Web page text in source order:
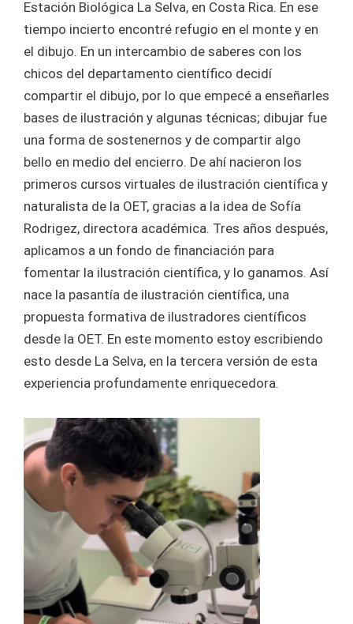
Estación Biológica La Selva, en Costa Rica. En ese
tiempo incierto encontré refugio en el monte y en
el dibujo. En un intercambio de saberes con los
chicos del departamento científico decidí
compartir el dibujo, por lo que empecé a enseñarles
bases de ilustración y algunas técnicas; dibujar fue
una forma de sostenernos y de compartir algo
bello en medio del encierro. De ahí nacieron los
primeros cursos virtuales de ilustración científica y
naturalista de la OET, gracias a la idea de Sofía
Rodrigez, directora académica. Tres años después,
aplicamos a un fondo de financiación para
fomentar la ilustración científica, y lo ganamos. Así
nace la pasantía de ilustración científica, una
propuesta formativa de ilustradores científicos
desde la OET. En este momento estoy escribiendo
esto desde La Selva, en la tercera versión de esta
experiencia profundamente enriquecedora.